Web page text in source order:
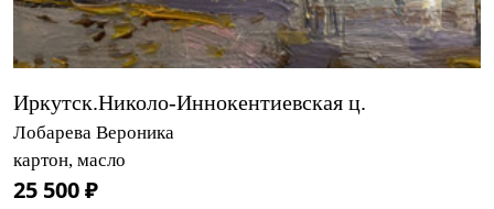
Иркутск.Николо-Иннокентиевская ц.
Лобарева Вероника
картон, масло
25 500 ₽